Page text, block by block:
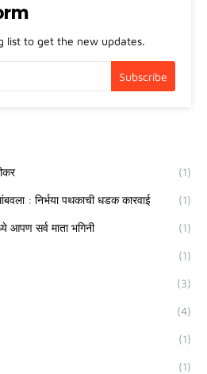
list to get the new updates.
(1)
: निर्भया पथकाची धडक कारवाई (1)
आपण सर्व माता भगिनी (1)
(1)
(3)
(4)
(1)
(1)